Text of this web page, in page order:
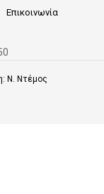
Επικοινωνία
Ν. Ντέμος